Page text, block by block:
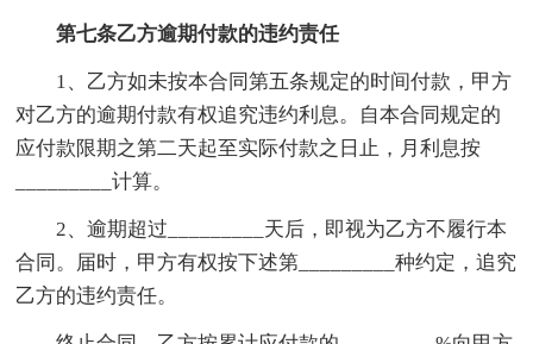
第七条乙方逾期付款的违约责任
1、乙方如未按本合同第五条规定的时间付款，甲方
对乙方的逾期付款有权追究违约利息。自本合同规定的
应付款限期之第二天起至实际付款之日止，月利息按
_________计算。
2、逾期超过_________天后，即视为乙方不履行本
合同。届时，甲方有权按下述第_________种约定，追究
乙方的违约责任。